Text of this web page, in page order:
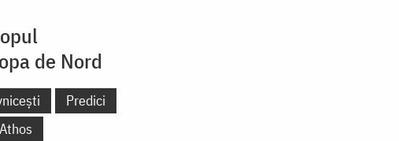
de Nord
Predici